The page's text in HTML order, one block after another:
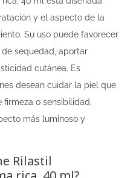
y el aspecto de la
Su uso puede favorecer
sequedad, aportar
cutánea. Es
desean cuidar la piel que
o sensibilidad,
más luminoso y
Rilastil